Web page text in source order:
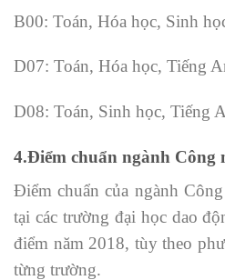
B00: Toán, Hóa học, Sinh
D07: Toán, Hóa học, Tiếng
D08: Toán, Sinh học, Tiếng
4.Điểm chuẩn ngành Công
Điểm chuẩn của ngành
tại các trường đại học dao
điểm năm 2018, tùy theo
từng trường.